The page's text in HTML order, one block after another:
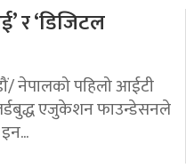
र ‘डिजिटल
नेपालको पहिलो आईटी
एजुकेशन फाउन्डेसनले